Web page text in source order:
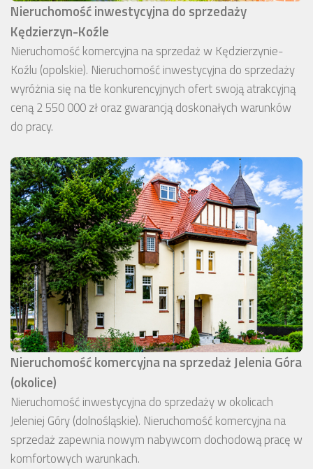
Nieruchomość inwestycyjna do sprzedaży
Kędzierzyn-Koźle
Nieruchomość komercyjna na sprzedaż w Kędzierzynie-
Koźlu (opolskie). Nieruchomość inwestycyjna do sprzedaży
wyróżnia się na tle konkurencyjnych ofert swoją atrakcyjną
ceną 2 550 000 zł oraz gwarancją doskonałych warunków
do pracy.
Nieruchomość komercyjna na sprzedaż Jelenia Góra
(okolice)
Nieruchomość inwestycyjna do sprzedaży w okolicach
Jeleniej Góry (dolnośląskie). Nieruchomość komercyjna na
sprzedaż zapewnia nowym nabywcom dochodową pracę w
komfortowych warunkach.